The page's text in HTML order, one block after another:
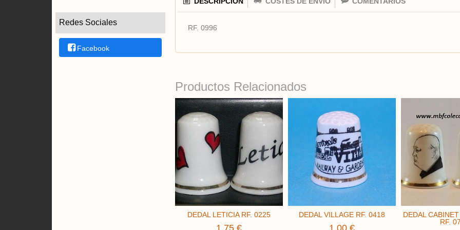
Redes Sociales
Facebook
RF. 0996
Productos Relacionados
DEDAL LETICIA RF. 0225
1,75 €
DEDAL VILLAGE RF. 0418
1,00 €
DEDAL
RF.